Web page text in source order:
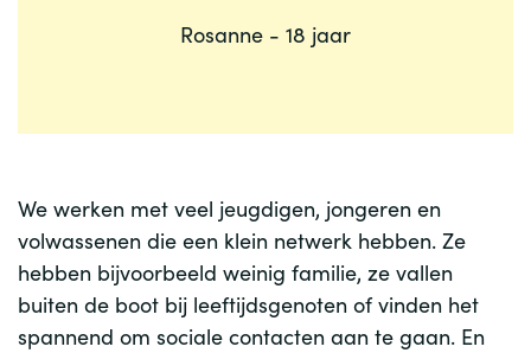
Rosanne - 18 jaar
We werken met veel jeugdigen, jongeren en
volwassenen die een klein netwerk hebben. Ze
hebben bijvoorbeeld weinig familie, ze vallen
buiten de boot bij leeftijdsgenoten of vinden het
spannend om sociale contacten aan te gaan. En